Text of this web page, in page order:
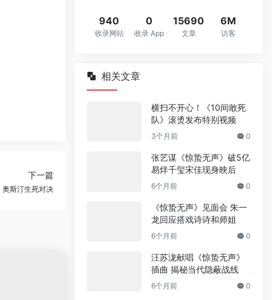
下一篇
斯汀生死对决
940
收录网站
0
收录 App
15690
文章
6M
访客
相关文章
横扫不开心！《10间敢死
队》滚烫发布特别视频
3个月前 0
张艺谋《惊蛰无声》破5亿
易烊千玺宋佳现身映后
6个月前 0
《惊蛰无声》见面会 朱一
龙回应搭戏诗诗和师姐
6个月前 0
汪苏泷献唱《惊蛰无声》
插曲 揭秘当代隐蔽战线
6个月前 0